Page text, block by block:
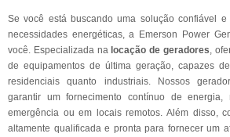
Se você está buscando uma solução confiável
necessidades energéticas, a Emerson Power
você. Especializada na locação de geradores,
de equipamentos de última geração, capazes
residenciais quanto industriais. Nossos
garantir um fornecimento contínuo de energia,
emergência ou em locais remotos. Além disso,
altamente qualificada e pronta para fornecer um